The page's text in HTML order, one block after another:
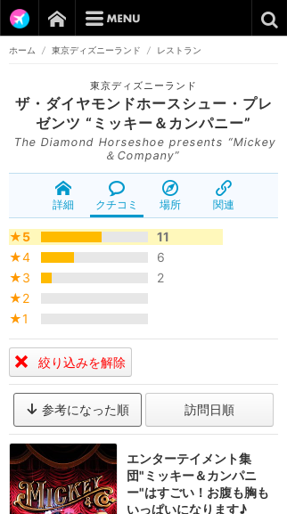
ホーム / 東京ディズニーランド / レストラン
東京ディズニーランド
ザ・ダイヤモンドホースシュー・プレ
ゼンツ “ミッキー＆カンパニー”
The Diamond Horseshoe presents “Mickey
＆Company”
詳細 クチコミ 場所 関連
★5
11
★4
6
★3
2
★2
★1
絞り込みを解除
参考になった順 訪問日順
エンターテイメント集
団"ミッキー＆カンパニ
ー"はすごい！お腹も胸も
いっぱいになります♪